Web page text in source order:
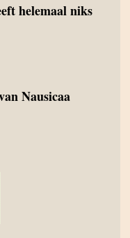
helemaal niks
Nausicaa